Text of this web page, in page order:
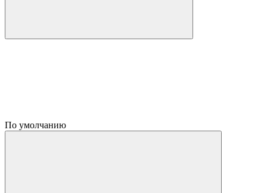
По умолчанию